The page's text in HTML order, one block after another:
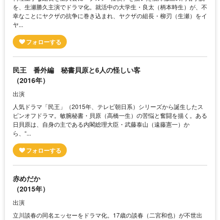
を、生瀬勝久主演でドラマ化。就活中の大学生・良太（柄本時生）が、不
幸なことにヤクザの抗争に巻き込まれ、ヤクザの組長・柳刃（生瀬）をイ
ヤ...
民王 番外編 秘書貝原と6人の怪しい客
（2016年）
出演
人気ドラマ「民王」（2015年、テレビ朝日系）シリーズから誕生したス
ピンオフドラマ。敏腕秘書・貝原（高橋一生）の苦悩と奮闘を描く。ある
日貝原は、自身の主である内閣総理大臣・武藤泰山（遠藤憲一）か
ら、“...
赤めだか
（2015年）
出演
立川談春の同名エッセーをドラマ化。17歳の談春（二宮和也）が不世出